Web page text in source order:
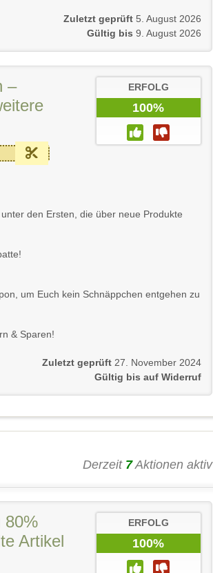
Zuletzt geprüft 5. August 2026
Gültig bis 9. August 2026
–
ERFOLG
100%
den Ersten, die über neue Produkte
um Euch kein Schnäppchen entgehen zu
& Sparen!
Zuletzt geprüft 27. November 2024
Gültig bis auf Widerruf
Derzeit 7Aktionen aktiv
80%
Artikel
ERFOLG
100%